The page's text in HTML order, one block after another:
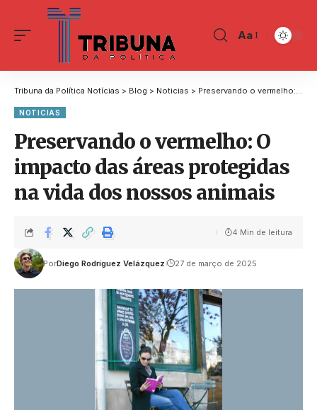
Aa
Tribuna da Política Notícias > Blog > Noticias > Preservando o vermelho: O impacto das áreas protegidas na vida dos nossos animais
NOTICIAS
Preservando o vermelho: O
impacto das áreas protegidas
na vida dos nossos animais
PorDiego Rodríguez Velázquez 27 de março de 2025
4 Min de leitura